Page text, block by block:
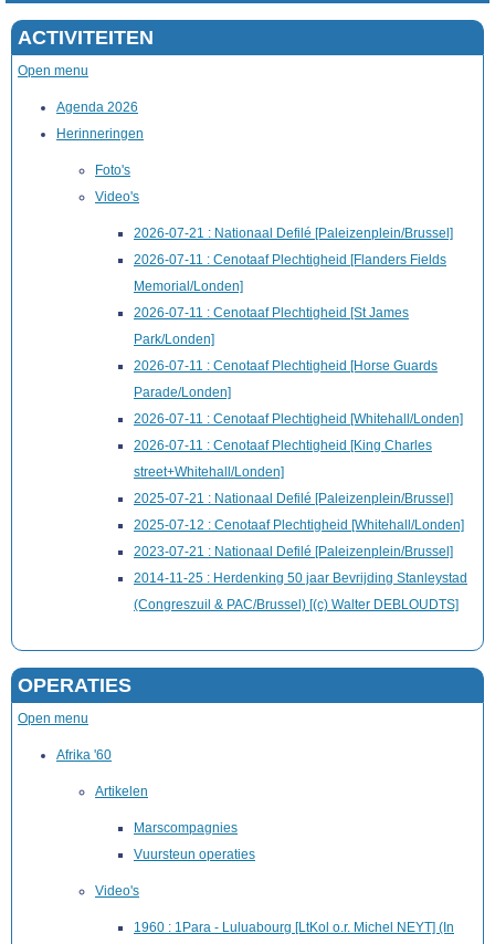
ACTIVITEITEN
Open menu
Agenda 2026
Herinneringen
Foto's
Video's
2026-07-21 : Nationaal Defilé [Paleizenplein/Brussel]
2026-07-11 : Cenotaaf Plechtigheid [Flanders Fields
Memorial/Londen]
2026-07-11 : Cenotaaf Plechtigheid [St James
Park/Londen]
2026-07-11 : Cenotaaf Plechtigheid [Horse Guards
Parade/Londen]
2026-07-11 : Cenotaaf Plechtigheid [Whitehall/Londen]
2026-07-11 : Cenotaaf Plechtigheid [King Charles
street+Whitehall/Londen]
2025-07-21 : Nationaal Defilé [Paleizenplein/Brussel]
2025-07-12 : Cenotaaf Plechtigheid [Whitehall/Londen]
2023-07-21 : Nationaal Defilé [Paleizenplein/Brussel]
2014-11-25 : Herdenking 50 jaar Bevrijding Stanleystad
(Congreszuil & PAC/Brussel) [(c) Walter DEBLOUDTS]
OPERATIES
Open menu
Afrika '60
Artikelen
Marscompagnies
Vuursteun operaties
Video's
1960 : 1Para - Luluabourg [LtKol o.r. Michel NEYT] (In